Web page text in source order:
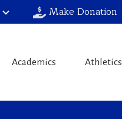
Make Donation
Academics Athletics